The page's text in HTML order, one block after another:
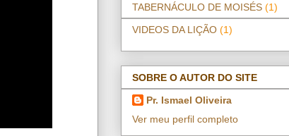
TABERNÁCULO DE MOISÉS (1)
VIDEOS DA LIÇÃO (1)
SOBRE O AUTOR DO SITE
Pr. Ismael Oliveira
Ver meu perfil completo